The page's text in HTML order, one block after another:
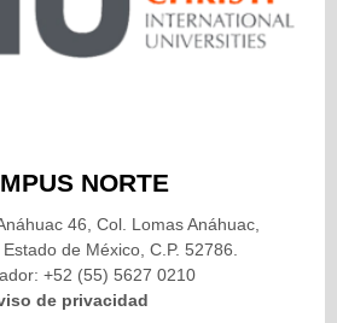
NORTE
46, Col. Lomas Anáhuac,
de México, C.P. 52786.
+52 (55) 5627 0210
de privacidad